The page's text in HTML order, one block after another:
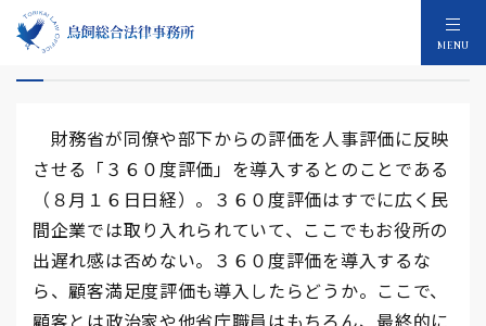
MENU
財務省の３６０度評価
財務省が同僚や部下からの評価を人事評価に反映
させる「３６０度評価」を導入するとのことである
（８月１６日日経）。３６０度評価はすでに広く民
間企業では取り入れられていて、ここでもお役所の
出遅れ感は否めない。３６０度評価を導入するな
ら、顧客満足度評価も導入したらどうか。ここで、
顧客とは政治家や他省庁職員はもちろん、最終的に